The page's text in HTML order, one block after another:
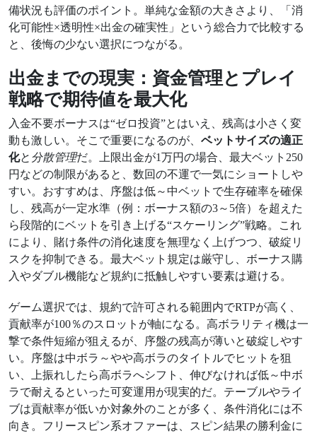
備状況も評価のポイント。単純な金額の大きさより、「消
化可能性×透明性×出金の確実性」という総合力で比較する
と、後悔の少ない選択につながる。
出金までの現実：資金管理とプレイ
戦略で期待値を最大化
入金不要ボーナスは“ゼロ投資”とはいえ、残高は小さく変
動も激しい。そこで重要になるのが、 ベットサイズの適正
化と 分散管理だ。上限出金が1万円の場合、最大ベット250
円などの制限があると、数回の不運で一気にショートしや
すい。おすすめは、序盤は低～中ベットで生存確率を確保
し、残高が一定水準（例：ボーナス額の3～5倍）を超えた
ら段階的にベットを引き上げる“スケーリング”戦略。これ
により、賭け条件の消化速度を無理なく上げつつ、破綻リ
スクを抑制できる。最大ベット規定は厳守し、ボーナス購
入やダブル機能など規約に抵触しやすい要素は避ける。
ゲーム選択では、規約で許可される範囲内でRTPが高く、
貢献率が100％のスロットが軸になる。高ボラリティ機は一
撃で条件短縮が狙えるが、序盤の残高が薄いと破綻しやす
い。序盤は中ボラ～やや高ボラのタイトルでヒットを狙
い、上振れしたら高ボラへシフト、伸びなければ低～中ボ
ラで耐えるといった可変運用が現実的だ。テーブルやライ
ブは貢献率が低いか対象外のことが多く、条件消化には不
向き。フリースピン系オファーは、スピン結果の勝利金に